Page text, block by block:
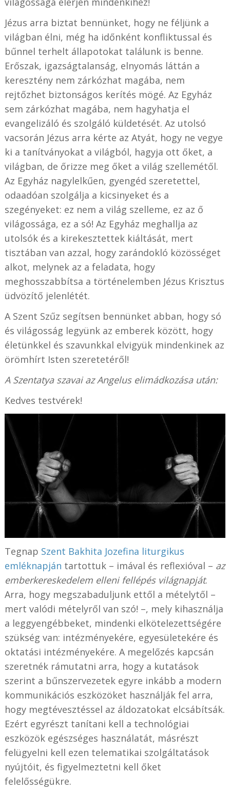
Jézus arra biztat bennünket, hogy ne féljünk a
világban élni, még ha időnként konfliktussal és
bűnnel terhelt állapotokat találunk is benne.
Erőszak, igazságtalanság, elnyomás láttán a
keresztény nem zárkózhat magába, nem
rejtőzhet biztonságos kerítés mögé. Az Egyház
sem zárkózhat magába, nem hagyhatja el
evangelizáló és szolgáló küldetését. Az utolsó
vacsorán Jézus arra kérte az Atyát, hogy ne vegye
ki a tanítványokat a világból, hagyja ott őket, a
világban, de őrizze meg őket a világ szellemétől.
Az Egyház nagylelkűen, gyengéd szeretettel,
odaadóan szolgálja a kicsinyeket és a
szegényeket: ez nem a világ szelleme, ez az ő
világossága, ez a só! Az Egyház meghallja az
utolsók és a kirekesztettek kiáltását, mert
tisztában van azzal, hogy zarándokló közösséget
alkot, melynek az a feladata, hogy
meghosszabbítsa a történelemben Jézus Krisztus
üdvözítő jelenlétét.
A Szent Szűz segítsen bennünket abban, hogy só
és világosság legyünk az emberek között, hogy
életünkkel és szavunkkal elvigyük mindenkinek az
örömhírt Isten szeretetéről!
A Szentatya szavai az Angelus elimádkozása után:
Kedves testvérek!
Tegnap Szent Bakhita Jozefina liturgikus
emléknapján tartottuk – imával és reflexióval – az
emberkereskedelem elleni fellépés világnapját.
Arra, hogy megszabaduljunk ettől a mételytől –
mert valódi mételyről van szó! –, mely kihasználja
a leggyengébbeket, mindenki elkötelezettségére
szükség van: intézményekére, egyesületekére és
oktatási intézményekére. A megelőzés kapcsán
szeretnék rámutatni arra, hogy a kutatások
szerint a bűnszervezetek egyre inkább a modern
kommunikációs eszközöket használják fel arra,
hogy megtévesztéssel az áldozatokat elcsábítsák.
Ezért egyrészt tanítani kell a technológiai
eszközök egészséges használatát, másrészt
felügyelni kell ezen telematikai szolgáltatások
nyújtóit, és figyelmeztetni kell őket
felelősségükre.